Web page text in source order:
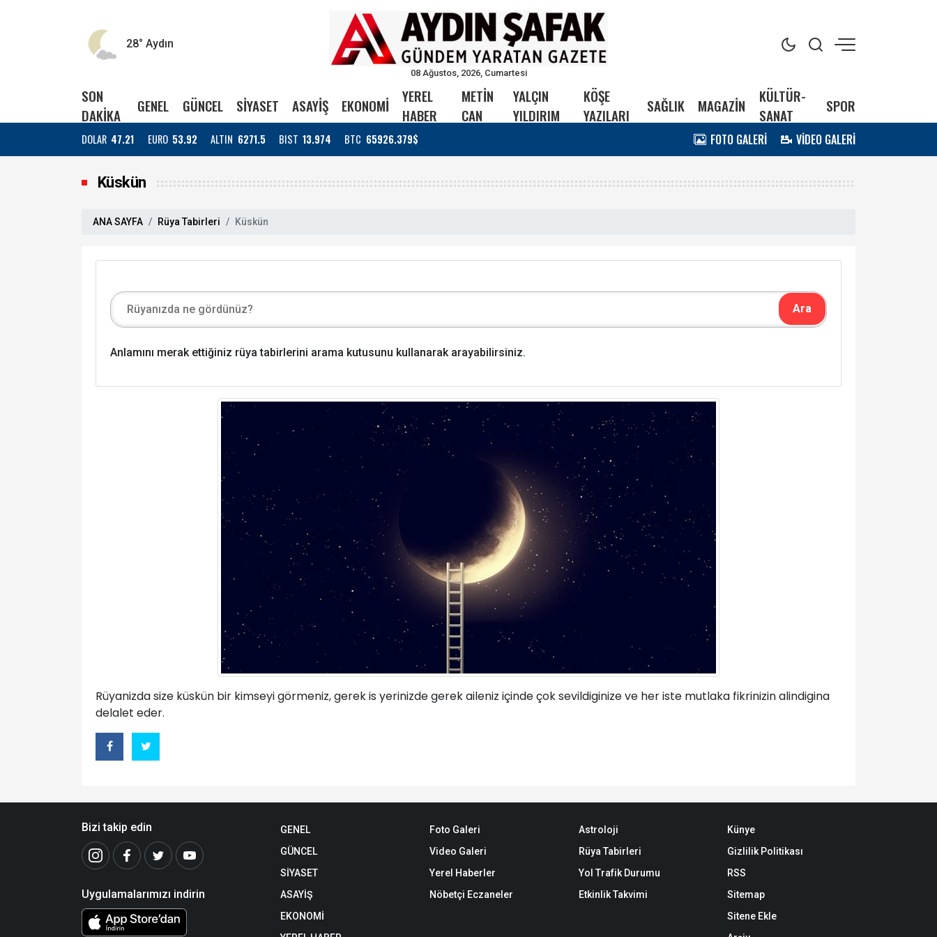
28° Aydın
08 Ağustos, 2026, Cumartesi
SON
DAKİKA
GENEL GÜNCEL SİYASET ASAYİŞ EKONOMİ
YEREL
HABER
METİN
CAN
YALÇIN
YILDIRIM
KÖŞE
YAZILARI
SAĞLIK MAGAZİN
KÜLTÜR-
SANAT
SPOR
DOLAR 47.21 EURO 53.92 ALTIN 6271.5 BIST 13.974 BTC 65926.379$ FOTO GALERİ VİDEO GALERİ
Küskün
ANA SAYFA Rüya Tabirleri Küskün
Anlamını merak ettiğiniz rüya tabirlerini arama kutusunu kullanarak arayabilirsiniz.
Rüyanizda size küskün bir kimseyi görmeniz, gerek is yerinizde gerek aileniz içinde çok sevildiginize ve her iste mutlaka fikrinizin alindigina
delalet eder.
Bizi takip edin
Uygulamalarımızı indirin
GENEL
GÜNCEL
SİYASET
ASAYİŞ
EKONOMİ
Foto Galeri
Video Galeri
Yerel Haberler
Nöbetçi Eczaneler
Astroloji
Rüya Tabirleri
Yol Trafik Durumu
Etkinlik Takvimi
Künye
Gizlilik Politikası
RSS
Sitemap
Sitene Ekle